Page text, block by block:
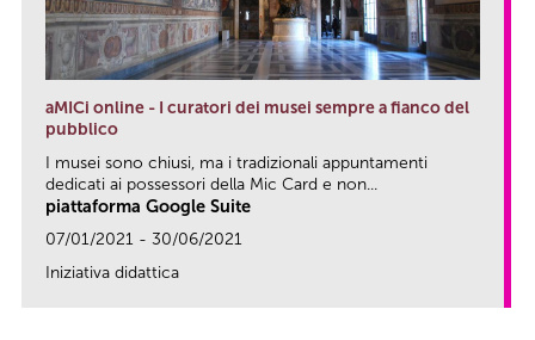
aMICi online - I curatori dei musei sempre a fianco del
pubblico
I musei sono chiusi, ma i tradizionali appuntamenti
dedicati ai possessori della Mic Card e non...
piattaforma Google Suite
07/01/2021 - 30/06/2021
Iniziativa didattica